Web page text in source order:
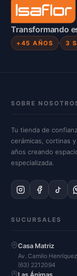
Transformando
+45 AÑOS 3
SOBRE
Tu tienda de
cerámicas, cortinas
años creando
especializada.
SUCURSALES
Casa Matriz
Av. Camilo
(63) 2212094